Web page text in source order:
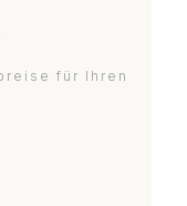
für Ihren